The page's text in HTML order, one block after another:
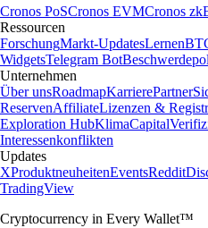
Cronos PoSCronos EVMCronos
Ressourcen
ForschungMarkt-UpdatesLernen
WidgetsTelegram Bot
Unternehmen
Über unsRoadmapKarrierePartner
ReservenAffiliateLizenzen &
Exploration HubKlimaCapital
Interessenkonflikten
Updates
XProduktneuheitenEventsReddit
TradingView
Cryptocurrency in Every Wallet™